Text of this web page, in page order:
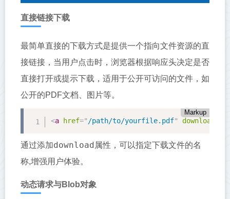
直接链接下载
最简单直接的下载方式是提供一个指向文件资源的直
接链接，当用户点击时，浏览器根据响应头决定是否
直接打开或提示下载，适用于公开可访问的文件，如
公开的PDF文档、图片等。
Markup
<a href=" /path/to/yourfile.pdf" download
通过添加download属性，可以指定下载文件的名
称,增强用户体验。
动态请求与Blob对象